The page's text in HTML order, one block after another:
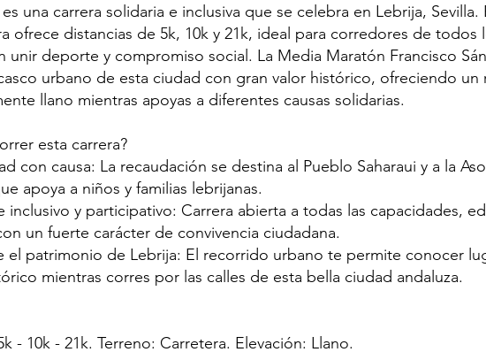
una carrera solidaria e inclusiva que se celebra en Lebrija, Sevilla.
ofrece distancias de 5k, 10k y 21k, ideal para corredores de todos
unir deporte y compromiso social. La Media Maratón Francisco
urbano de esta ciudad con gran valor histórico, ofreciendo un
llano mientras apoyas a diferentes causas solidarias.
esta carrera?
con causa: La recaudación se destina al Pueblo Saharaui y a la
apoya a niños y familias lebrijanas.
inclusivo y participativo: Carrera abierta a todas las capacidades,
un fuerte carácter de convivencia ciudadana.
el patrimonio de Lebrija: El recorrido urbano te permite conocer
mientras corres por las calles de esta bella ciudad andaluza.
- 10k - 21k. Terreno: Carretera. Elevación: Llano.